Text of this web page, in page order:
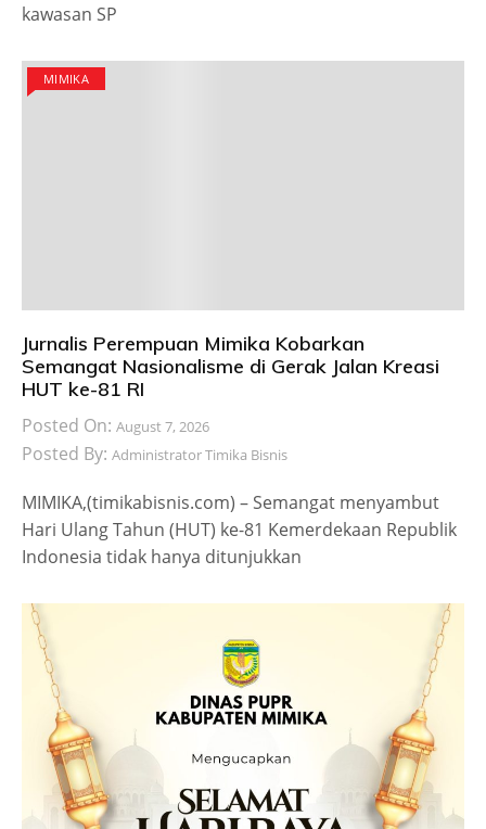
kawasan SP
MIMIKA
Jurnalis Perempuan Mimika Kobarkan
Semangat Nasionalisme di Gerak Jalan Kreasi
HUT ke-81 RI
Posted On: August 7, 2026
Posted By: Administrator Timika Bisnis
MIMIKA,(timikabisnis.com) – Semangat menyambut
Hari Ulang Tahun (HUT) ke-81 Kemerdekaan Republik
Indonesia tidak hanya ditunjukkan